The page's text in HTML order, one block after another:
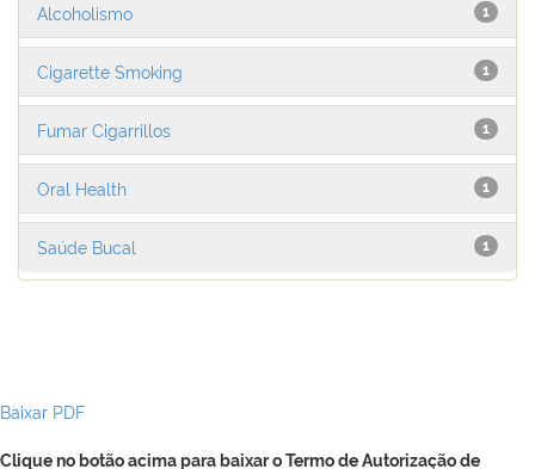
1
Alcoholismo
1
Cigarette Smoking
1
Fumar Cigarrillos
1
Oral Health
1
Saúde Bucal
Baixar PDF
Clique no botão acima para baixar o Termo de Autorização de